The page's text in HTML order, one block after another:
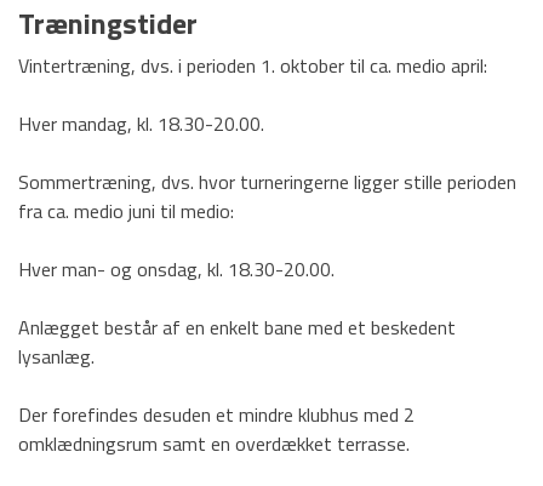
Gymnastik
Motion/Løb
Old boys
Kontakt
TPI Nyt
Træningstider
Vintertræning, dvs. i perioden 1. oktober til ca. medio april:
Hver mandag, kl. 18.30-20.00.
Sommertræning, dvs. hvor turneringerne ligger stille perioden
fra ca. medio juni til medio:
Hver man- og onsdag, kl. 18.30-20.00.
Anlægget består af en enkelt bane med et beskedent
lysanlæg.
Der forefindes desuden et mindre klubhus med 2
omklædningsrum samt en overdækket terrasse.